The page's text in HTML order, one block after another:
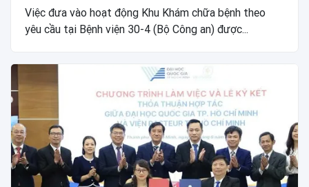
Việc đưa vào hoạt động Khu Khám chữa bệnh theo
yêu cầu tại Bệnh viện 30-4 (Bộ Công an) được...